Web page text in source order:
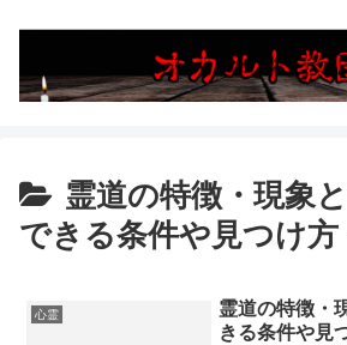
霊道の特徴・現象
できる条件や見つけ方
心霊
霊道の特徴・
きる条件や見